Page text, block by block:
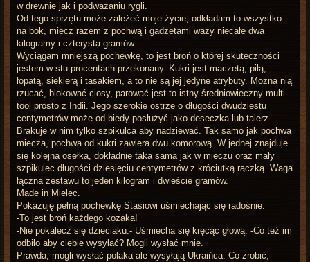
w drewnie jak i podważaniu rygli.
Od tego sprzętu może zależeć moje życie, odkładam to wszystko
na bok, miecz razem z pochwą i gadżetami waży niecałe dwa
kilogramy i czterysta gramów.
Wyciągam mniejszą pochewkę, to jest broń o której skuteczności
jestem w stu procentach przekonany. Kukri jest maczetą, piłą,
łopatą, siekierą i tasakiem, a to nie są jej jedyne atrybuty. Można nią
rzucać, blokować ciosy, parować jest to istny średniowieczny multi-
tool prosto z Indii. Jego szerokie ostrze o długości dwudziestu
centymetrów może od biedy posłużyć jako deseczka lub talerz.
Brakuje w nim tylko szpikulca aby nadziewać. Tak samo jak pochwa
miecza, pochwa od kukri zawiera dwu komorową. W jednej znajduje
się kolejna osełka, dokładnie taka sama jak w mieczu oraz mały
szpikulec długości dziesięciu centymetrów z króciutką rączką. Waga
łączna zestawu to jeden kilogram i dwieście gramów.
Made in Mielec.
Pokazuję pełną pochewkę Stasiowi uśmiechając się radośnie.
-To jest broń każdego kozaka!
-Nie pokalecz się dzieciaku.- Uśmiecha się kręcąc głową. -Co też im
odbiło aby ciebie wysyłać? Mogli wysłać mnie.
Prawda, mogli wysłać polaka ale wysyłają Ukraińca. Co zrobić,